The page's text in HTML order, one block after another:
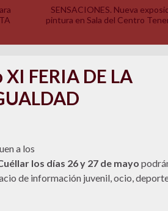
SENSACIONES. Nueva
pintura en Sala del Centro
FERIA DE LA
a los
los días 26 y 27 de mayo
de información juvenil, ocio,